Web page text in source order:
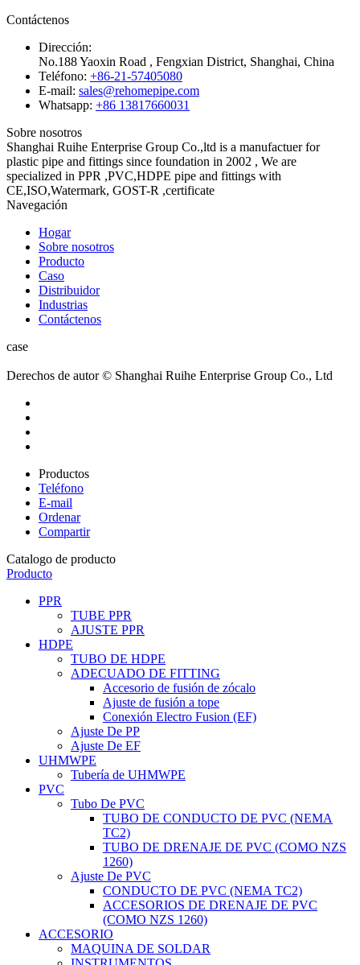
Contáctenos
Dirección:
No.188 Yaoxin Road , Fengxian District, Shanghai, China
Teléfono: +86-21-57405080
E-mail: sales@rehomepipe.com
Whatsapp: +86 13817660031
Sobre nosotros
Shanghai Ruihe Enterprise Group Co.,ltd is a manufactuer for
plastic pipe and fittings since foundation in 2002 , We are
specialized in PPR ,PVC,HDPE pipe and fittings with
CE,ISO,Watermark, GOST-R ,certificate
Navegación
Hogar
Sobre nosotros
Producto
Caso
Distribuidor
Industrias
Contáctenos
case
Derechos de autor © Shanghai Ruihe Enterprise Group Co., Ltd
Productos
Teléfono
E-mail
Ordenar
Compartir
Catalogo de producto
Producto
PPR
TUBE PPR
AJUSTE PPR
HDPE
TUBO DE HDPE
ADECUADO DE FITTING
Accesorio de fusión de zócalo
Ajuste de fusión a tope
Conexión Electro Fusion (EF)
Ajuste De PP
Ajuste De EF
UHMWPE
Tubería de UHMWPE
PVC
Tubo De PVC
TUBO DE CONDUCTO DE PVC (NEMA
TC2)
TUBO DE DRENAJE DE PVC (COMO NZS
1260)
Ajuste De PVC
CONDUCTO DE PVC (NEMA TC2)
ACCESORIOS DE DRENAJE DE PVC
(COMO NZS 1260)
ACCESORIO
MAQUINA DE SOLDAR